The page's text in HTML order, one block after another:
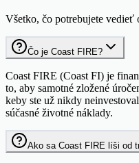
Všetko, čo potrebujete vedieť
Čo je Coast FIRE?
Coast FIRE (Coast FI) je
to, aby samotné zložené
keby ste už nikdy
súčasné životné náklady.
Ako sa Coast FIRE líši od